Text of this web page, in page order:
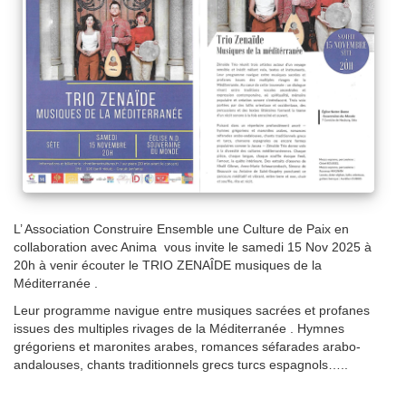
L’ Association Construire Ensemble une Culture de Paix en
collaboration avec Anima vous invite le samedi 15 Nov 2025 à
20h à venir écouter le TRIO ZENAÎDE musiques de la
Méditerranée .
Leur programme navigue entre musiques sacrées et profanes
issues des multiples rivages de la Méditerranée . Hymnes
grégoriens et maronites arabes, romances séfarades arabo-
andalouses, chants traditionnels grecs turcs espagnols…..